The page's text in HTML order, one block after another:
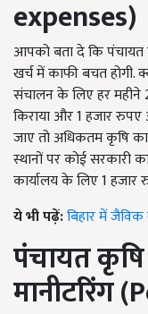
expenses)
आपको बता दे कि
खर्च में काफी बचत होगी.
संचालन के लिए हर महीने
किराया और 1 हजार
जाए तो अधिकतम कृषि
स्थानों पर कोई सरकारी
कार्यालय के लिए 1 हजार
ये भी पढ़ें:बिहार में
पंचायत कृषि
मानीटरिंग